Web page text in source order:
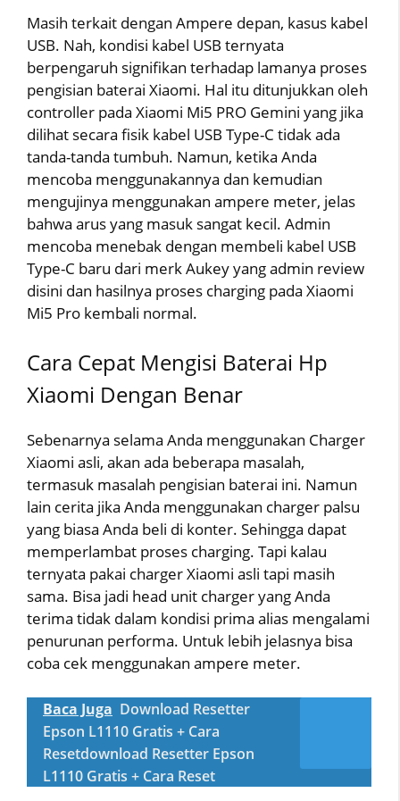
Masih terkait dengan Ampere depan, kasus kabel
USB. Nah, kondisi kabel USB ternyata
berpengaruh signifikan terhadap lamanya proses
pengisian baterai Xiaomi. Hal itu ditunjukkan oleh
controller pada Xiaomi Mi5 PRO Gemini yang jika
dilihat secara fisik kabel USB Type-C tidak ada
tanda-tanda tumbuh. Namun, ketika Anda
mencoba menggunakannya dan kemudian
mengujinya menggunakan ampere meter, jelas
bahwa arus yang masuk sangat kecil. Admin
mencoba menebak dengan membeli kabel USB
Type-C baru dari merk Aukey yang admin review
disini dan hasilnya proses charging pada Xiaomi
Mi5 Pro kembali normal.
Cara Cepat Mengisi Baterai Hp
Xiaomi Dengan Benar
Sebenarnya selama Anda menggunakan Charger
Xiaomi asli, akan ada beberapa masalah,
termasuk masalah pengisian baterai ini. Namun
lain cerita jika Anda menggunakan charger palsu
yang biasa Anda beli di konter. Sehingga dapat
memperlambat proses charging. Tapi kalau
ternyata pakai charger Xiaomi asli tapi masih
sama. Bisa jadi head unit charger yang Anda
terima tidak dalam kondisi prima alias mengalami
penurunan performa. Untuk lebih jelasnya bisa
coba cek menggunakan ampere meter.
Baca Juga Download Resetter
Epson L1110 Gratis + Cara
Resetdownload Resetter Epson
L1110 Gratis + Cara Reset